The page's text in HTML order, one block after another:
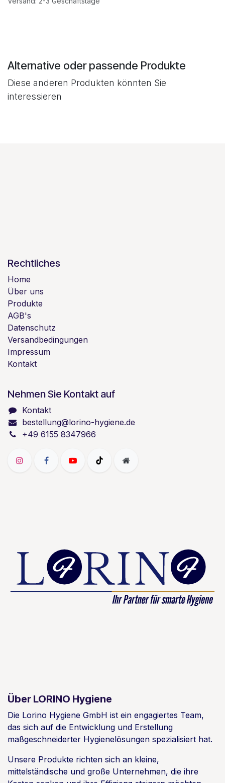
Alternative oder passende Produkte
Diese anderen Produkten könnten Sie
interessieren
Rechtliches
Home
Über uns
Produkte
AGB's
Datenschutz
Versandbedingungen
Impressum
Kontakt
Nehmen Sie Kontakt auf
Kontakt
bestellung@lorino-hygiene.de
+49 6155 8347966
Über LORINO Hygiene
Die Lorino Hygiene GmbH ist ein engagiertes Team,
das sich auf die Entwicklung und Erstellung
maßgeschneiderter Hygienelösungen spezialisiert hat.
Unsere Produkte richten sich an kleine,
mittelständische und große Unternehmen, die ihre